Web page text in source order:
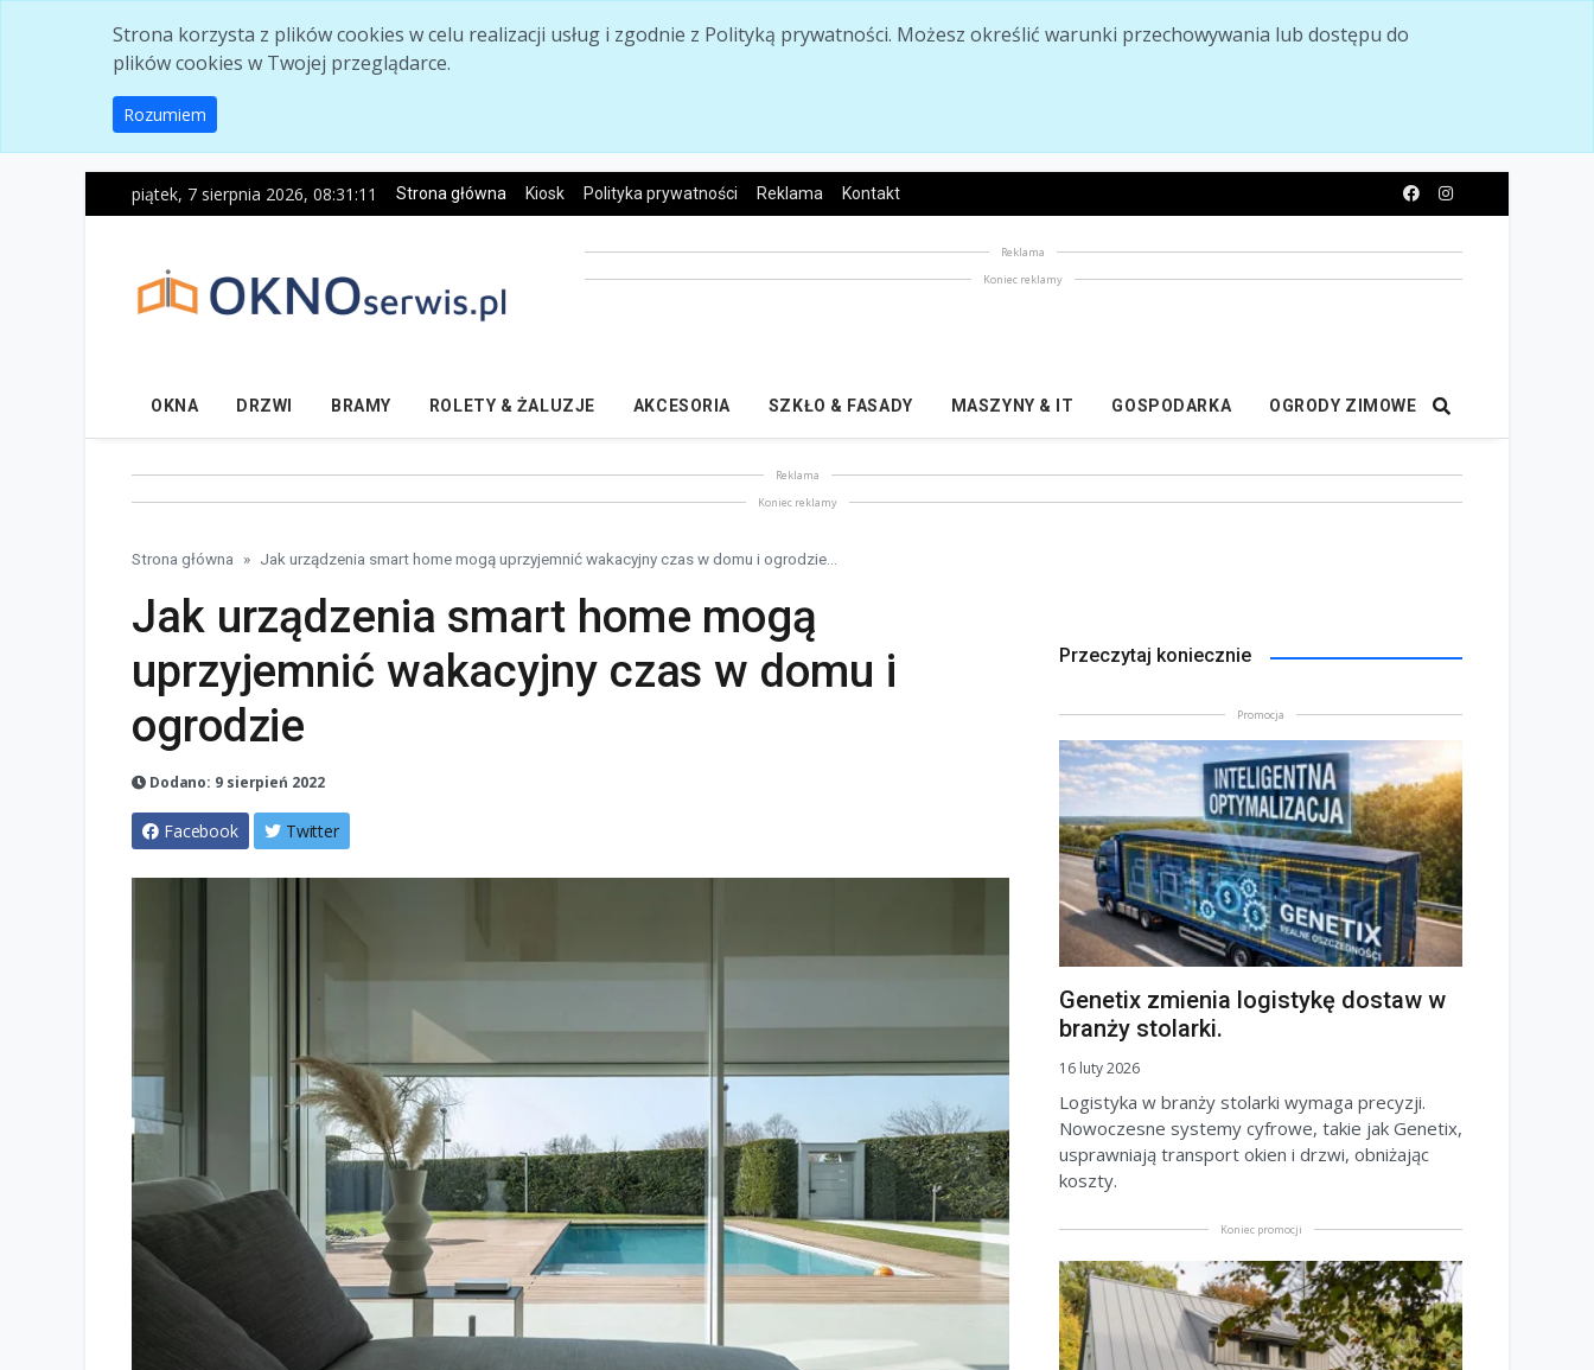
Strona korzysta z plików cookies w celu realizacji usług i zgodnie z Polityką prywatności. Możesz określić warunki przechowywania lub dostępu do
plików cookies w Twojej przeglądarce.
Rozumiem
piątek, 7 sierpnia 2026, 08:31:13 Strona główna Kiosk Polityka prywatności Reklama Kontakt
Reklama
Koniec reklamy
OKNA DRZWI BRAMY ROLETY & ŻALUZJE AKCESORIA SZKŁO & FASADY MASZYNY & IT GOSPODARKA OGRODY ZIMOWE
Reklama
Koniec reklamy
Strona główna Jak urządzenia smart home mogą uprzyjemnić wakacyjny czas w domu i ogrodzie...
Jak urządzenia smart home mogą
uprzyjemnić wakacyjny czas w domu i
ogrodzie
Dodano: 9 sierpień 2022
Facebook Twitter
Przeczytaj koniecznie
Promocja
Genetix zmienia logistykę dostaw w
branży stolarki.
16 luty 2026
Logistyka w branży stolarki wymaga precyzji.
Nowoczesne systemy cyfrowe, takie jak Genetix,
usprawniają transport okien i drzwi, obniżając
koszty.
Koniec promocji